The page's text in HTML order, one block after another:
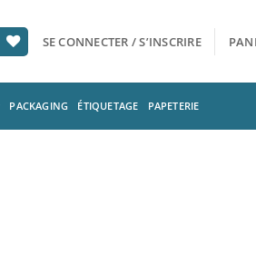
SE CONNECTER / S’INSCRIRE
PACKAGING ÉTIQUETAGE PAPETERIE